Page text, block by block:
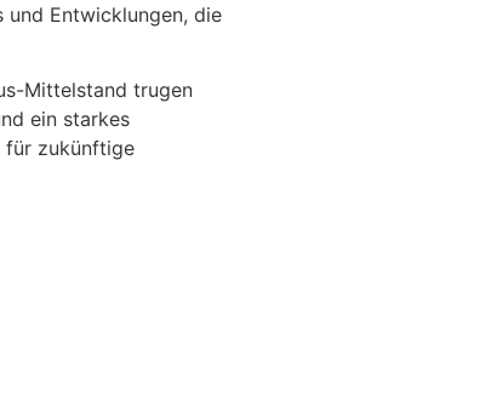
und Entwicklungen, die
Mittelstand trugen
ein starkes
für zukünftige